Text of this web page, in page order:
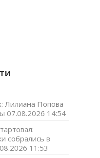
Лилиана Попова
07.08.2026 14:54
собрались в
11:53